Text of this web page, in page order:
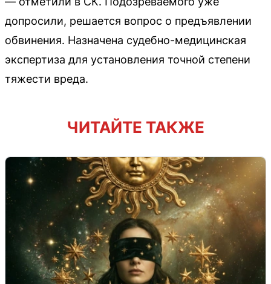
допросили, решается вопрос о предъявлении
обвинения. Назначена судебно-медицинская
экспертиза для установления точной степени
тяжести вреда.
ЧИТАЙТЕ ТАКЖЕ